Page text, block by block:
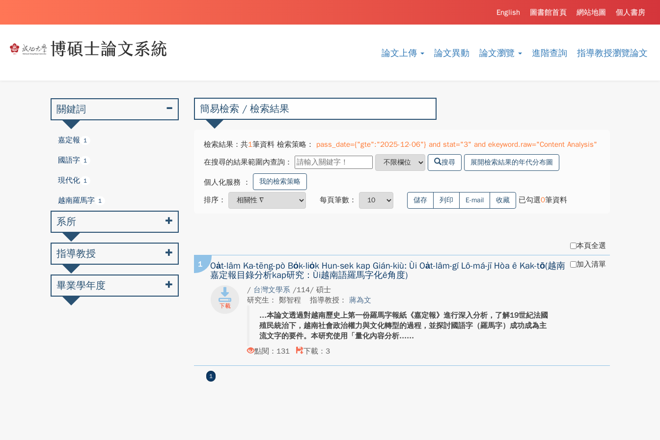
論文上傳 論文異動 論文瀏覽 進階查詢 指導教授瀏覽論文
個人書房
網站地圖
圖書館首頁
English
簡易檢索 / 檢索結果
檢索結果：共1筆資料 檢索策略：
pass_date={"gte":"2025-12-06"} and stat="3" and ekeyword.raw="Content Analysis"
在搜尋的結果範圍內查詢：
搜尋 展開檢索結果的年代分布圖
個人化服務 ： 我的檢索策略
排序： 每頁筆數： 儲存 列印 E-mail 收藏 已勾選0筆資料
本頁全選
1
Oa̍t-lâm Ka-tēng-pò Bo̍k-lio̍k Hun-sek kap Gián-kiù: Ùi Oa̍t-lâm-gí Lô-má-jī Hòa ê Kak-tō͘(越南
嘉定報目錄分析kap研究：Ùi越南語羅馬字化ê角度)
/ 台灣文學系 /114/ 碩士
研究生： 鄭智程
指導教授： 蔣為文
本論文透過對越南歷史上第一份羅馬字報紙《嘉定報》進行深入分析，了解19世紀法國
殖民統治下，越南社會政治權力與文化轉型的過程，並探討國語字（羅馬字）成功成為主
流文字的要件。本研究使用「量化內容分析...
點閱：131
下載：3
加入清單
1
關鍵詞
嘉定報 1
國語字 1
現代化 1
越南羅馬字 1
系所
指導教授
畢業學年度